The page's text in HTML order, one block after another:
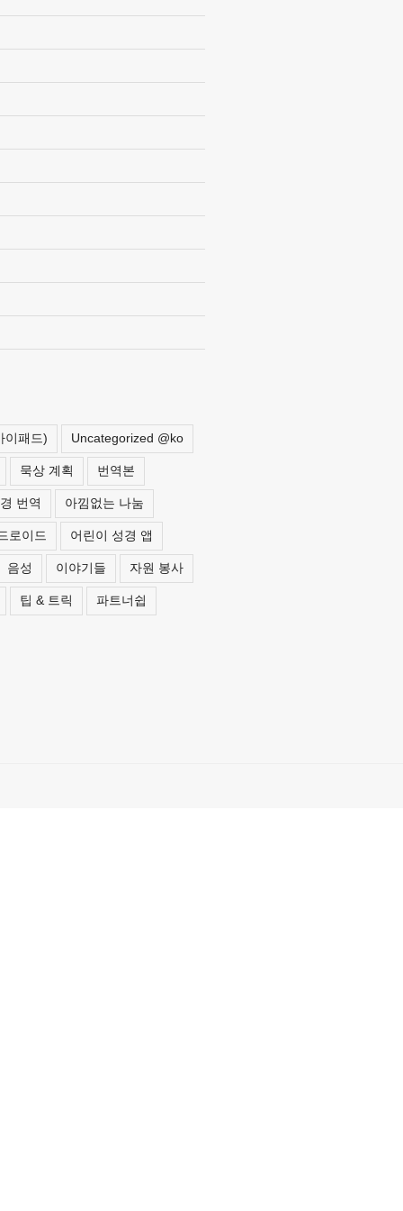
이패드) Uncategorized @ko
묵상 계획 번역본
번역 아낌없는 나눔
로이드 어린이 성경 앱
음성 이야기들 자원 봉사
팁 & 트릭 파트너쉽